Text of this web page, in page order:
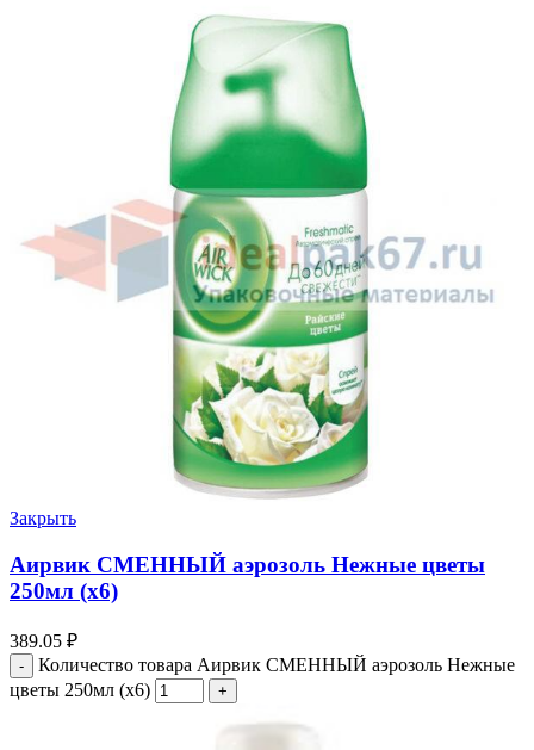
Закрыть
Аирвик СМЕННЫЙ аэрозоль Нежные цветы
250мл (х6)
389.05 ₽
Количество товара Аирвик СМЕННЫЙ аэрозоль Нежные
цветы 250мл (х6)